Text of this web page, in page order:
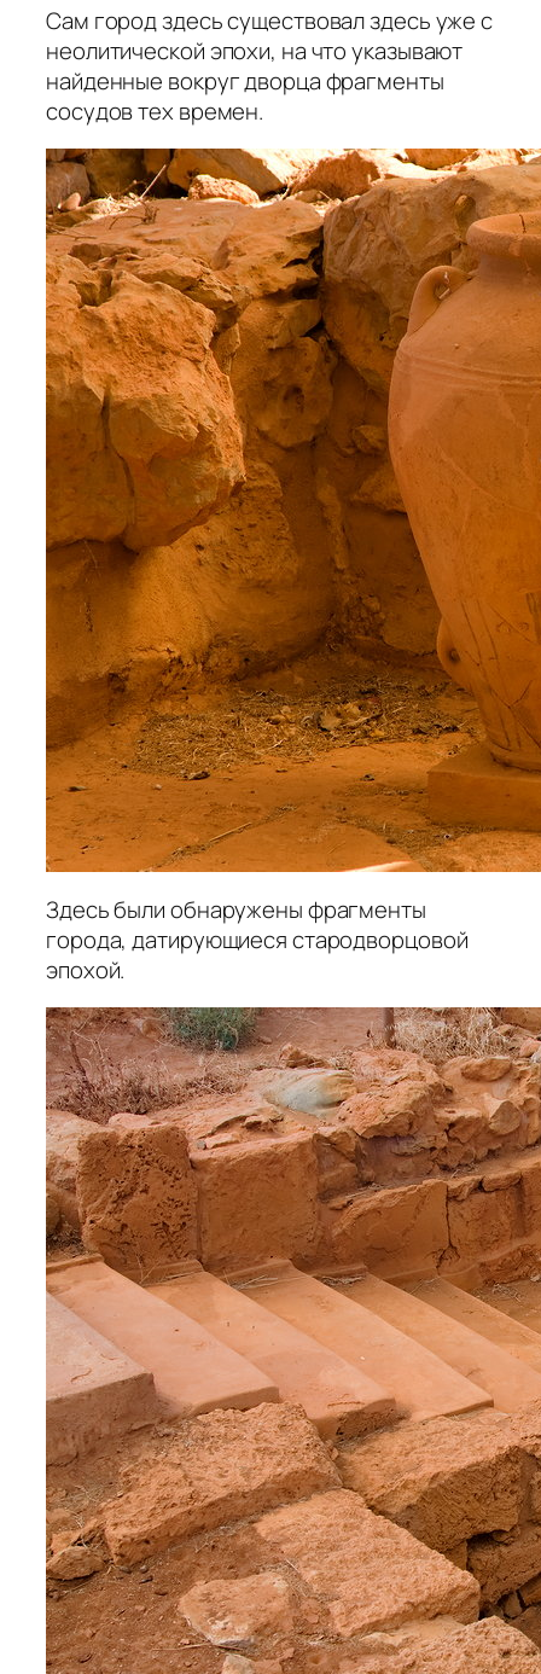
Сам город здесь существовал здесь уже с
неолитической эпохи, на что указывают
найденные вокруг дворца фрагменты
сосудов тех времен.
Здесь были обнаружены фрагменты
города, датирующиеся стародворцовой
эпохой.